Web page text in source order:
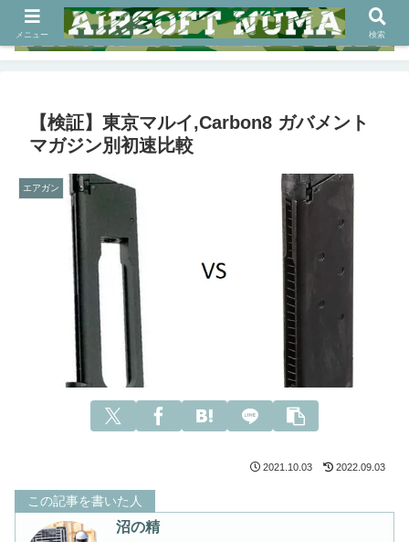
【検証】東京マルイ,Carbon8 ガバメント
マガジン別初速比較
エアガン
2021.10.03 2022.09.03
この記事を書いた人
沼の精
メニュー 検索